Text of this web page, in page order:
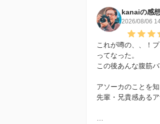
kanaiの感
2026/08/06
これが噂の、、！
ってなった。
この後あんな腹筋
アソーカのことを
先輩・兄貴感ある